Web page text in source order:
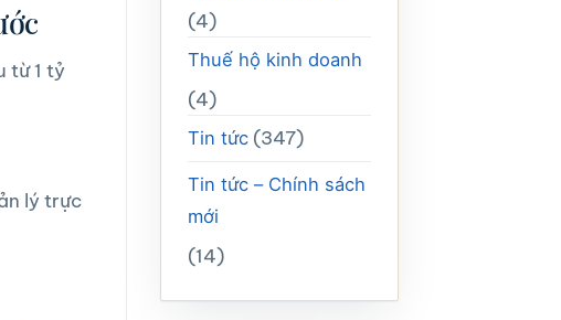
từ 1 tỷ
lý trực
(4)
Thuế hộ kinh doanh
(4)
Tin tức(347)
Tin tức – Chính sách
mới
(14)